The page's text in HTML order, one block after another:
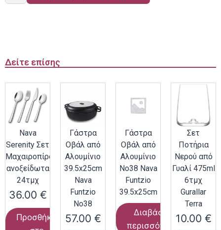
Δείτε επίσης
Nava
Serenity Σετ
Μαχαιροπίρουνα
ανοξείδωτα
24τμχ
36.00 €
Προσθήκη
Γάστρα
Οβάλ από
Αλουμίνιο
39.5x25cm
Nava
Funtzio
Νο38
57.00 €
Γάστρα
Οβάλ από
Αλουμίνιο
Νο38 Nava
Funtzio
39.5x25cm
Διαβάστε
περισσότερα
Σετ
Ποτήρια
Νερού από
Γυαλί 475ml
6τμχ
Gurallar
Terra
10.00 €